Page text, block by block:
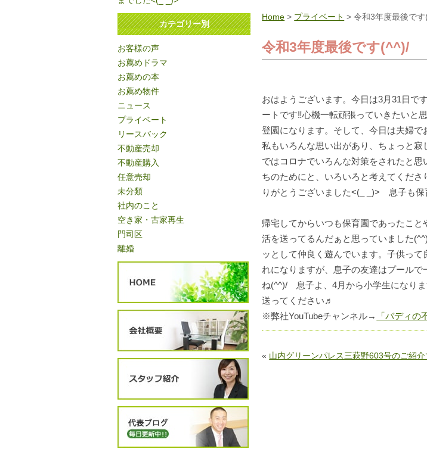
Home > プライベート > 令和3年度最後で
令和3年度最後です(^^)/
おはようございます。今日は3月31日で
ートです‼心機一転頑張っていきたいと
登園になります。そして、今日は夫婦で
私もいろんな思い出があり、ちょっと
ではコロナでいろんな対策をされたと
ちのためにと、いろいろと考えてくだ
りがとうございました<(_ _)> 息子も保
帰宅してからいつも保育園であったこ
活を送ってるんだぁと思っていました
ッとして仲良く遊んでいます。子供っ
れになりますが、息子の友達はプール
ね(^^)/ 息子よ、4月から小学生になり
送ってください♬
※弊社YouTubeチャンネル→
「バディの
« 山内グリーンパレス三萩野603号のご紹
カテゴリー別
お客様の声
お薦めドラマ
お薦めの本
お薦め物件
ニュース
プライベート
リースバック
不動産売却
不動産購入
任意売却
未分類
社内のこと
空き家・古家再生
門司区
離婚